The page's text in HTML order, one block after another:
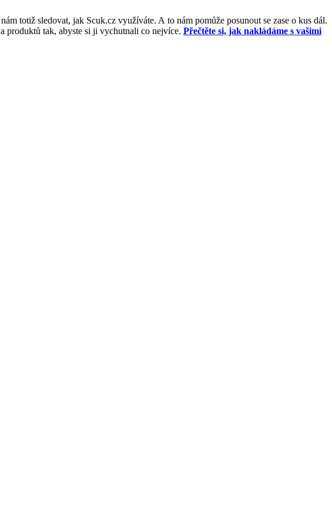
totiž sledovat, jak Scuk.cz využíváte. A to nám pomůže posunout se zase o kus dál.
produktů tak, abyste si ji vychutnali co nejvíce. Přečtěte si, jak nakládáme s vašimi